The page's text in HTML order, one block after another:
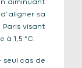
diminuant
sa
visant
1,5 °C.
seul cas de